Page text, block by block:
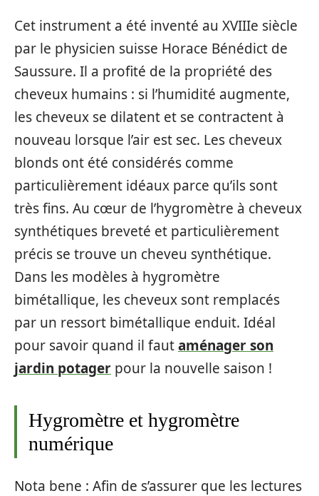
Cet instrument a été inventé au XVIIIe siècle
par le physicien suisse Horace Bénédict de
Saussure. Il a profité de la propriété des
cheveux humains : si l’humidité augmente,
les cheveux se dilatent et se contractent à
nouveau lorsque l’air est sec. Les cheveux
blonds ont été considérés comme
particulièrement idéaux parce qu’ils sont
très fins. Au cœur de l’hygromètre à cheveux
synthétiques breveté et particulièrement
précis se trouve un cheveu synthétique.
Dans les modèles à hygromètre
bimétallique, les cheveux sont remplacés
par un ressort bimétallique enduit. Idéal
pour savoir quand il fautaménager son
jardin potager pour la nouvelle saison !
Hygromètre et hygromètre
numérique
Nota bene : Afin de s’assurer que les lectures